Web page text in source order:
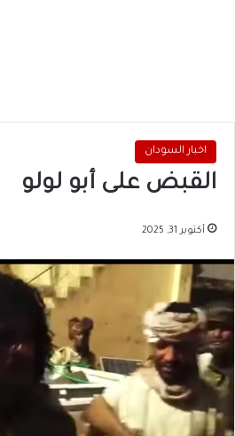
اخبار السودان
القبض على أبو لولو
أكتوبر 31, 2025